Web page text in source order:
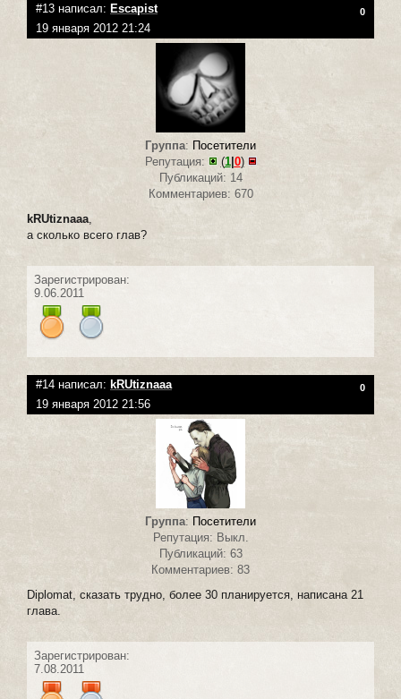
#13 написал: Escapist 0
19 января 2012 21:24
Группа: Посетители
Репутация:
(1| 0)
Публикаций: 14
Комментариев: 670
kRUtiznaaa
а сколько всего глав?
Зарегистрирован:
9.06.2011
#14 написал: kRUtiznaaa 0
19 января 2012 21:56
Группа: Посетители
Репутация: Выкл.
Публикаций: 63
Комментариев: 83
Diplomat, сказать трудно, более 30 планируется, написана 21
глава.
Зарегистрирован:
7.08.2011